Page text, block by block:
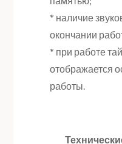
* наличие
окончании
* при работе
отображается
работы.